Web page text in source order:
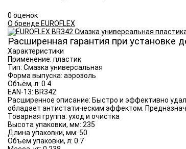
0 оценок
О бренде EUROFLEX
Расширенная гарантия при установке
Характеристики
Применение: пластик
Тип: Смазка универсальная
Форма выпуска: аэрозоль
Объём, л: 0.4
EAN-13: BR342
Расширенное описание: Быстро и эффективно
обладает антистатическим эффектом.
Товарная группа: уход и очистка
Высота упаковки, мм: 235
Длина упаковки, мм: 50
Объем упаковки, л: 0.7